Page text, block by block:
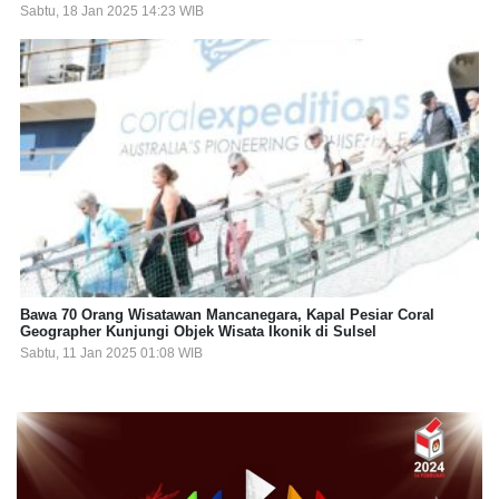
Sabtu, 18 Jan 2025 14:23 WIB
Bawa 70 Orang Wisatawan Mancanegara, Kapal Pesiar Coral
Geographer Kunjungi Objek Wisata Ikonik di Sulsel
Sabtu, 11 Jan 2025 01:08 WIB